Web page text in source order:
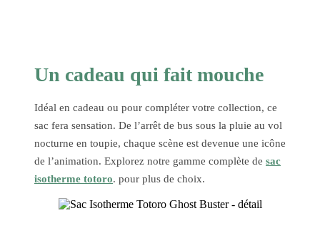
Un cadeau qui fait mouche
Idéal en cadeau ou pour compléter votre collection, ce
sac fera sensation. De l’arrêt de bus sous la pluie au vol
nocturne en toupie, chaque scène est devenue une icône
de l’animation. Explorez notre gamme complète de sac
isotherme totoro. pour plus de choix.